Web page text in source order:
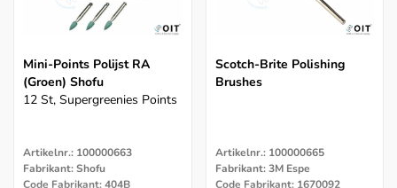
Mini-Points Polijst RA
(Groen) Shofu
12 St, Supergreenies Points
Artikelnr.: 100000663
Fabrikant: Shofu
Code Fabrikant: 404B
Scotch-Brite Polishing
Brushes
Artikelnr.: 100000665
Fabrikant: 3M Espe
Code Fabrikant: 1670092